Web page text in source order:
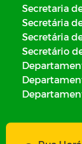
Secretaria
Secretária
Secretária
Secretário